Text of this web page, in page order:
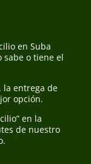
en Suba
sabe o tiene el
la entrega de
opción.
en la
de nuestro